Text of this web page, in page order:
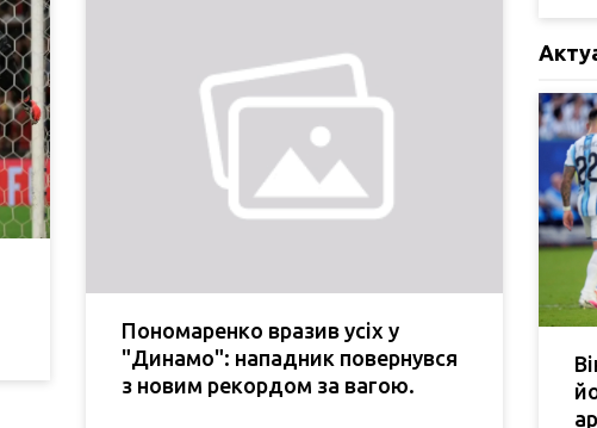
Пономаренко вразив усіх у
"Динамо": нападник повернувся
з новим рекордом за вагою.